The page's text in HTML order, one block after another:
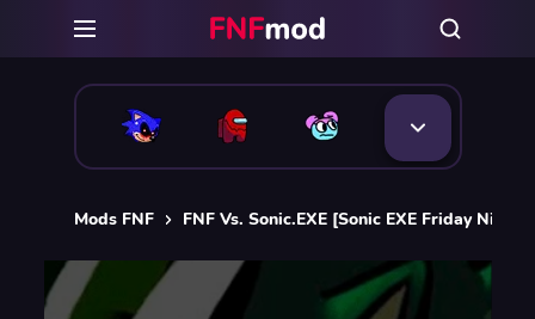
Mods FNF FNF Vs. Sonic.EXE [Sonic EXE Friday Night